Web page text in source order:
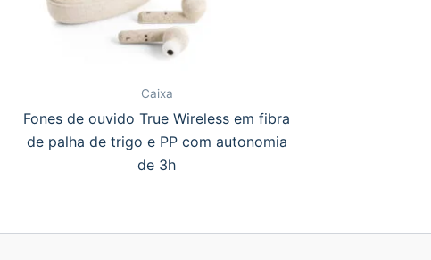
Caixa
Fones de ouvido True Wireless em fibra
de palha de trigo e PP com autonomia
de 3h